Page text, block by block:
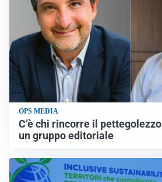
OPS MEDIA
C’è chi rincorre il
un gruppo editoriale